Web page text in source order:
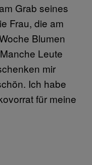
Grab seines
Frau, die am
Blumen
Leute
mir
Ich habe
für meine